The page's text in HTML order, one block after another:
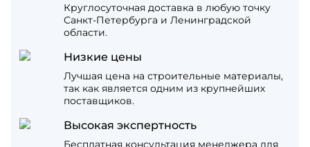
Круглосуточная доставка в любую точку
Санкт-Петербурга и Ленинградской
области.
Низкие цены
Лучшая цена на строительные материалы,
так как является одним из крупнейших
поставщиков.
Высокая экспертность
Бесплатная консультация менеджера для